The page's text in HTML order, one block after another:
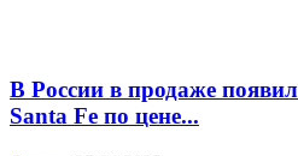
В России в продаже
Santa Fe по цене...